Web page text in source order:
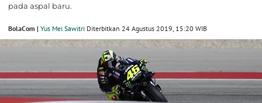
pada aspal baru.
BolaCom | Yus Mei Sawitri Diterbitkan 24 Agustus 2019, 15:20 WIB